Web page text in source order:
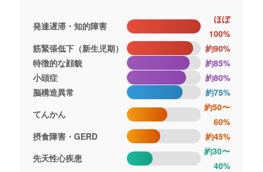
発達遅滞・知的障害
ほぼ
100%
筋緊張低下（新生児期）
約90%
特徴的な顔貌
約85%
小頭症
約80%
脳構造異常
約75%
てんかん
約50〜
60%
摂食障害・GERD
約45%
先天性心疾患
約30〜
40%